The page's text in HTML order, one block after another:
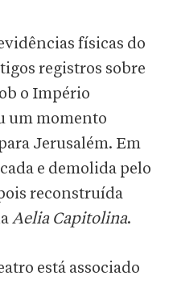
físicas do
registros sobre
o Império
um momento
Jerusalém. Em
e demolida pelo
reconstruída
Aelia Capitolina.
está associado